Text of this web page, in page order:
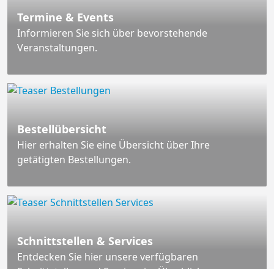
Termine & Events
Informieren Sie sich über bevorstehende
Veranstaltungen.
Bestellübersicht
Hier erhalten Sie eine Übersicht über Ihre
getätigten Bestellungen.
Schnittstellen & Services
Entdecken Sie hier unsere verfügbaren